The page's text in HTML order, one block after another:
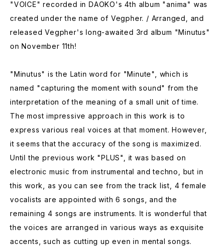
"VOICE" recorded in DAOKO's 4th album "anima" was
created under the name of Vegpher. / Arranged, and
released Vegpher's long-awaited 3rd album "Minutus"
on November 11th!
"Minutus" is the Latin word for "Minute", which is
named "capturing the moment with sound" from the
interpretation of the meaning of a small unit of time.
The most impressive approach in this work is to
express various real voices at that moment. However,
it seems that the accuracy of the song is maximized.
Until the previous work "PLUS", it was based on
electronic music from instrumental and techno, but in
this work, as you can see from the track list, 4 female
vocalists are appointed with 6 songs, and the
remaining 4 songs are instruments. It is wonderful that
the voices are arranged in various ways as exquisite
accents, such as cutting up even in mental songs.